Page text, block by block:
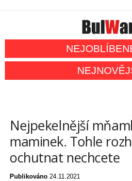
Nejpekelnější
maminek. Tohle
ochutnat nechcete
Publikováno 24.11.2021